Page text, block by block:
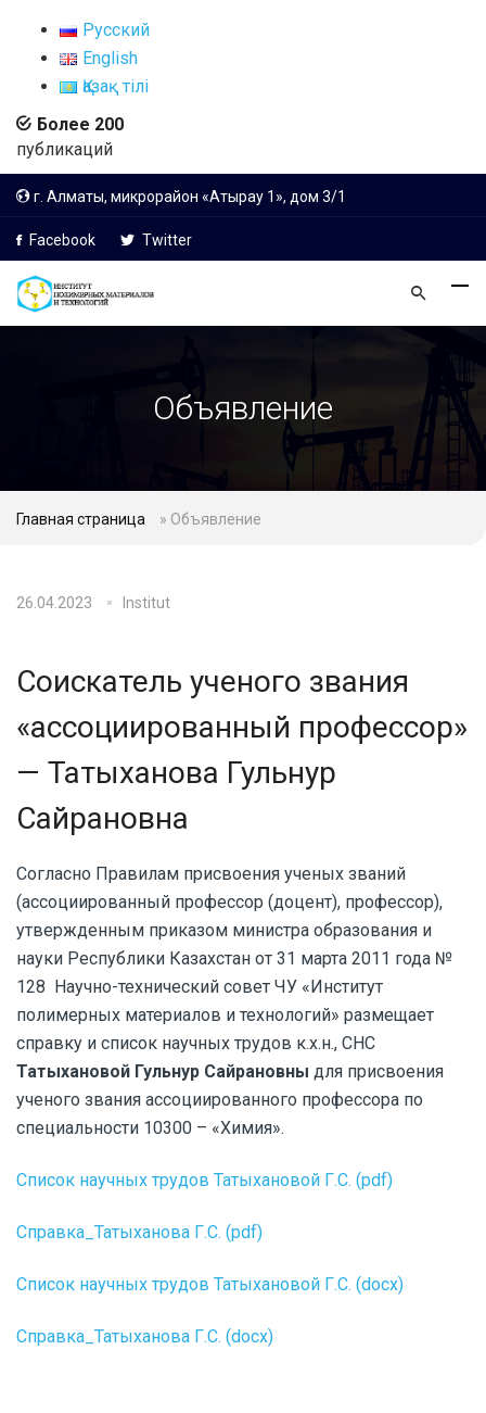
Русский
English
Қазақ тілі
Более 200
публикаций
г. Алматы, микрорайон «Атырау 1», дом 3/1
Facebook Twitter
Объявление
Главная страница » Объявление
26.04.2023 Institut
Соискатель ученого звания
«ассоциированный профессор»
— Татыханова Гульнур
Сайрановна
Согласно Правилам присвоения ученых званий
(ассоциированный профессор (доцент), профессор),
утвержденным приказом министра образования и
науки Республики Казахстан от 31 марта 2011 года №
128 Научно-технический совет ЧУ «Институт
полимерных материалов и технологий» размещает
справку и список научных трудов к.х.н., СНС
Татыхановой Гульнур Сайрановны для присвоения
ученого звания ассоциированного профессора по
специальности 10300 – «Химия».
Список научных трудов Татыхановой Г.С. (pdf)
Справка_Татыханова Г.С. (pdf)
Список научных трудов Татыхановой Г.С. (docx)
Справка_Татыханова Г.С. (docx)